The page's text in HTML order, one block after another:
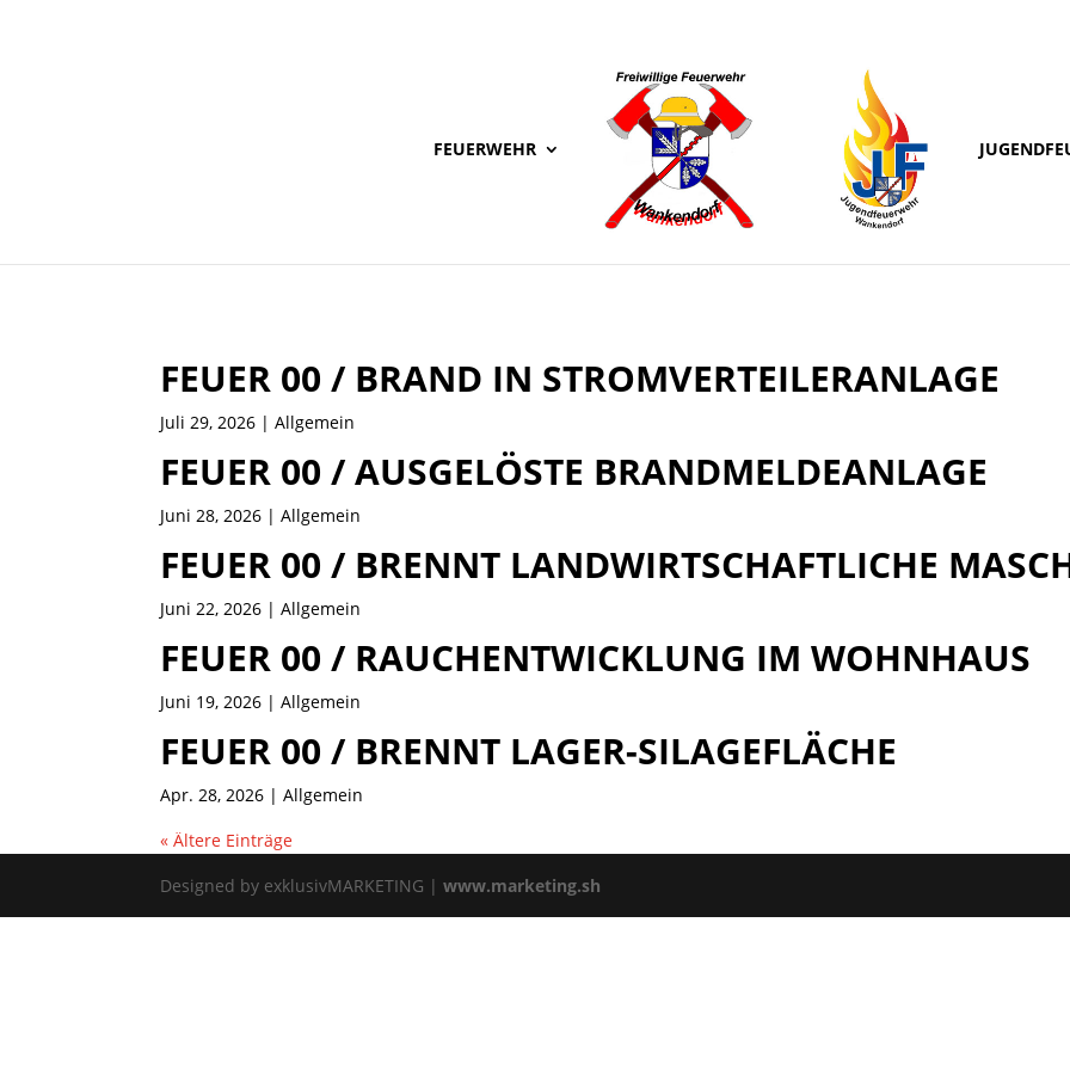
FEUERWEHR
FEUER 00 / BRAND IN STROMVERTEILERANLAGE
Juli 29, 2026 | Allgemein
FEUER 00 / AUSGELÖSTE BRANDMELDEANLAGE
Juni 28, 2026 | Allgemein
FEUER 00 / BRENNT LANDWIRTSCHAFTLICHE
Juni 22, 2026 | Allgemein
FEUER 00 / RAUCHENTWICKLUNG IM WOHNHAUS
Juni 19, 2026 | Allgemein
FEUER 00 / BRENNT LAGER-SILAGEFLÄCHE
Apr. 28, 2026 | Allgemein
« Ältere Einträge
Designed by exklusivMARKETING |www.marketing.sh